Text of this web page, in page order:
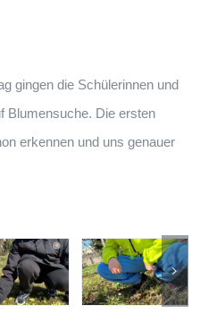
gingen die Schülerinnen und
Blumensuche. Die ersten
erkennen und uns genauer